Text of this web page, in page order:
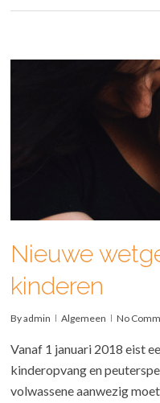
Nieuwe
kinderen
Byadmin Algemeen No
Vanaf 1 januari 2018 eist
kinderopvang en
volwassene aanwezig